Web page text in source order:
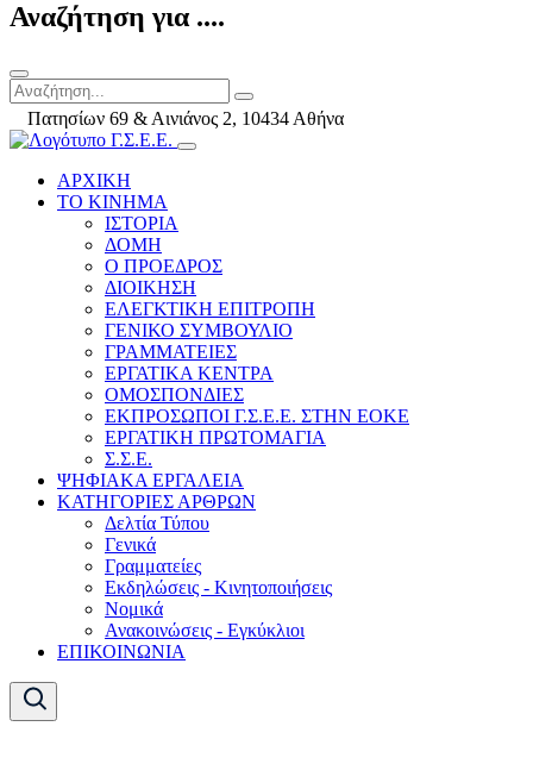
Αναζήτηση για ....
Πατησίων 69 & Αινιάνος 2, 10434 Αθήνα
ΑΡΧΙΚΗ
ΤΟ ΚΙΝΗΜΑ
ΙΣΤΟΡΙΑ
ΔΟΜΗ
Ο ΠΡΟΕΔΡΟΣ
ΔΙΟΙΚΗΣΗ
ΕΛΕΓΚΤΙΚΗ ΕΠΙΤΡΟΠΗ
ΓΕΝΙΚΟ ΣΥΜΒΟΥΛΙΟ
ΓΡΑΜΜΑΤΕΙΕΣ
ΕΡΓΑΤΙΚΑ ΚΕΝΤΡΑ
ΟΜΟΣΠΟΝΔΙΕΣ
ΕΚΠΡΟΣΩΠΟΙ Γ.Σ.Ε.Ε. ΣΤΗΝ ΕΟΚΕ
ΕΡΓΑΤΙΚΗ ΠΡΩΤΟΜΑΓΙΑ
Σ.Σ.Ε.
ΨΗΦΙΑΚΑ ΕΡΓΑΛΕΙΑ
ΚΑΤΗΓΟΡΙΕΣ ΑΡΘΡΩΝ
Δελτία Τύπου
Γενικά
Γραμματείες
Εκδηλώσεις - Κινητοποιήσεις
Νομικά
Ανακοινώσεις - Εγκύκλιοι
ΕΠΙΚΟΙΝΩΝΙΑ